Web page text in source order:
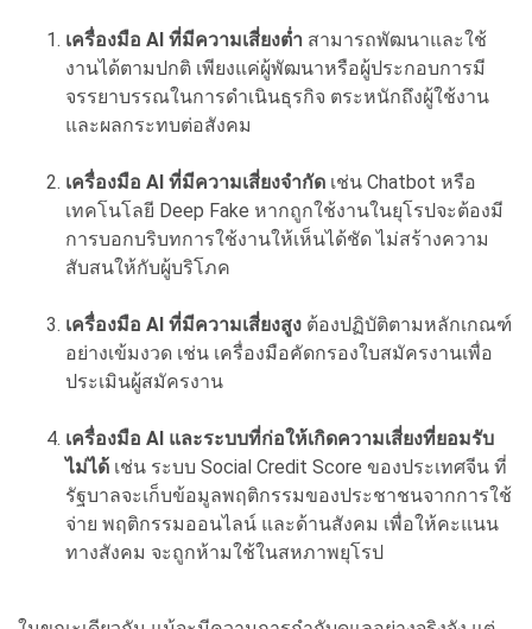
เครื่องมือ AI ที่มีความเสี่ยงต่ำ สามารถพัฒนาและใช้
งานได้ตามปกติ เพียงแค่ผู้พัฒนาหรือผู้ประกอบการมี
จรรยาบรรณในการดำเนินธุรกิจ ตระหนักถึงผู้ใช้งาน
และผลกระทบต่อสังคม
เครื่องมือ AI ที่มีความเสี่ยงจำกัด เช่น Chatbot หรือ
เทคโนโลยี Deep Fake หากถูกใช้งานในยุโรปจะต้องมี
การบอกบริบทการใช้งานให้เห็นได้ชัด ไม่สร้างความ
สับสนให้กับผู้บริโภค
เครื่องมือ AI ที่มีความเสี่ยงสูง ต้องปฏิบัติตามหลักเกณฑ์
อย่างเข้มงวด เช่น เครื่องมือคัดกรองใบสมัครงานเพื่อ
ประเมินผู้สมัครงาน
เครื่องมือ AI และระบบที่ก่อให้เกิดความเสี่ยงที่ยอมรับ
ไม่ได้ เช่น ระบบ Social Credit Score ของประเทศจีน ที่
รัฐบาลจะเก็บข้อมูลพฤติกรรมของประชาชนจากการใช้
จ่าย พฤติกรรมออนไลน์ และด้านสังคม เพื่อให้คะแนน
ทางสังคม จะถูกห้ามใช้ในสหภาพยุโรป